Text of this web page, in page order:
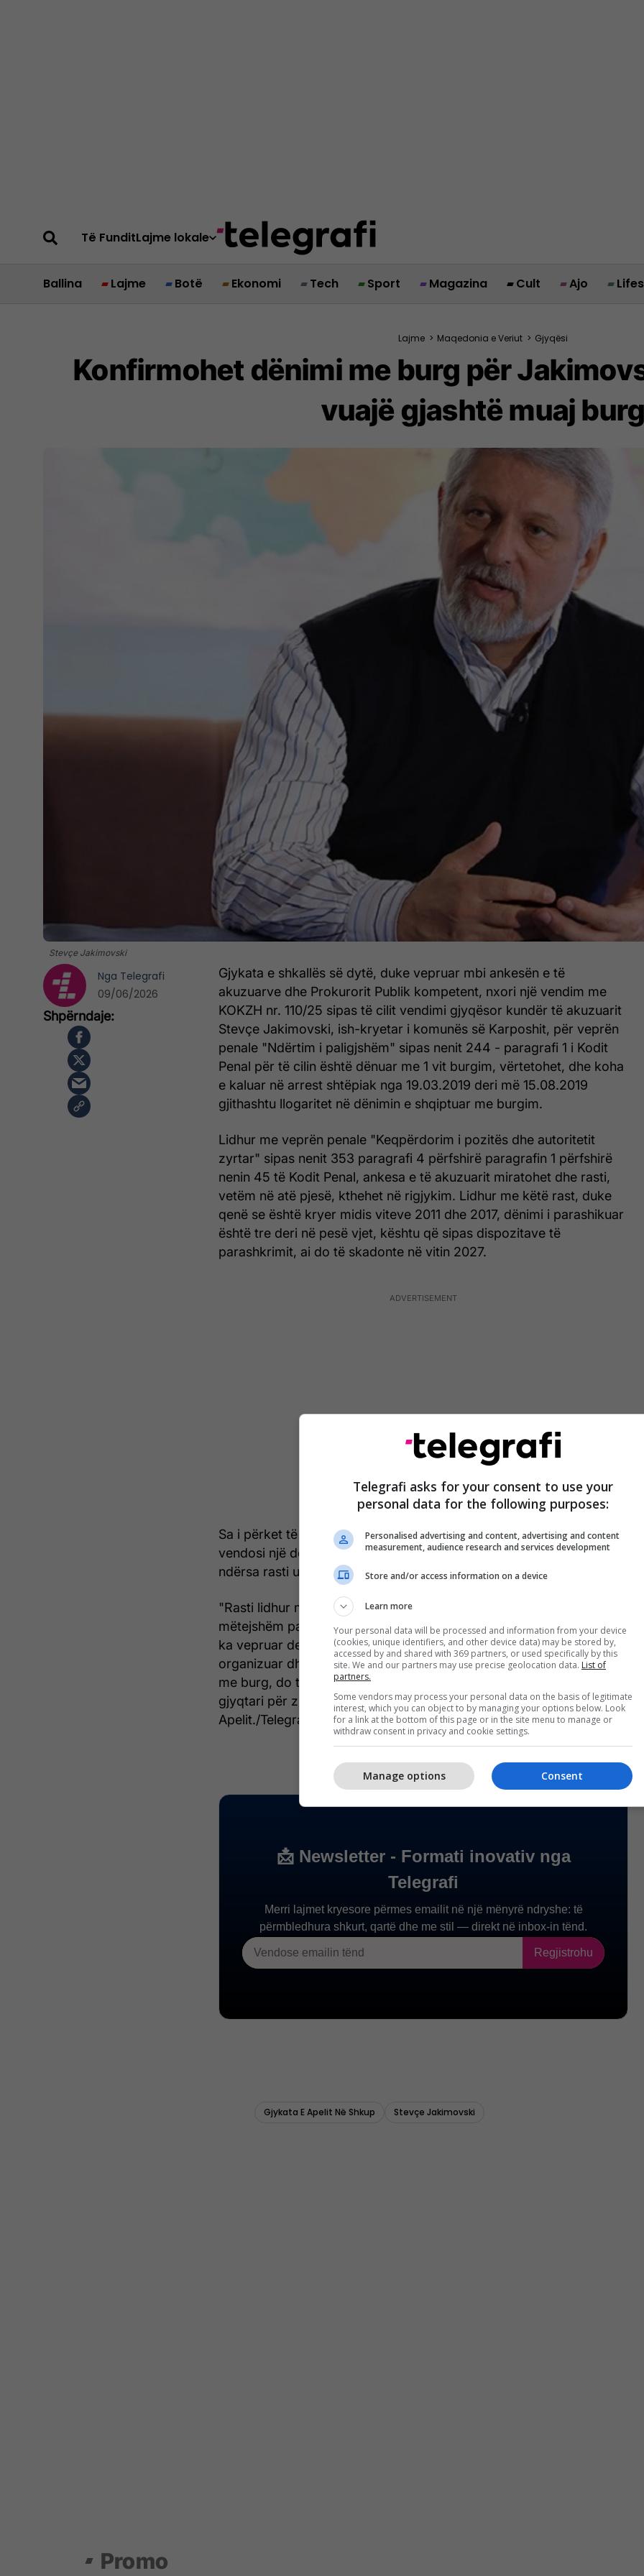
Të FunditLajme lokale
Ballina Lajme Botë Ekonomi Tech Sport Magazina Cult Ajo
Lajme > Maqedonia e Veriut > Gjyqësi
Konfirmohet dënimi me burg për
vuajë gjashtë muaj burg
Stevçe Jakimovski
Gjykata e shkallës së dytë, duke vepruar mbi ankesën e të
akuzuarve dhe Prokurorit Publik kompetent, nxori një vendim me
KOKZH nr. 110/25 sipas të cilit vendimi gjyqësor kundër të akuzuarit
Stevçe Jakimovski, ish-kryetar i komunës së Karposhit, për veprën
penale "Ndërtim i paligjshëm" sipas nenit 244 - paragrafi 1 i Kodit
Penal për të cilin është dënuar me 1 vit burgim, vërtetohet, dhe koha
e kaluar në arrest shtëpiak nga 19.03.2019 deri më 15.08.2019
gjithashtu llogaritet në dënimin e shqiptuar me burgim.
Lidhur me veprën penale "Keqpërdorim i pozitës dhe autoritetit
zyrtar" sipas nenit 353 paragrafi 4 përfshirë paragrafin 1 përfshirë
nenin 45 të Kodit Penal, ankesa e të akuzuarit miratohet dhe rasti,
vetëm në atë pjesë, kthehet në rigjykim. Lidhur me këtë rast, duke
qenë se është kryer midis viteve 2011 dhe 2017, dënimi i parashikuar
është tre deri në pesë vjet, kështu që sipas dispozitave të
parashkrimit, ai do të skadonte në vitin 2027.
Sa i përket të pandehurit T.Gj., për të cilin vendimi i shkallës së parë
vendosi një dënim me kusht, ai u revokua nga Gjykata e Apelit,
ndërsa rasti u kthye për rigjykim.
"Rasti lidhur me pjesën e shfuqizuar do të caktohet për gjykim të
mëtejshëm para një gjyqtari të ri, duke pasur parasysh se gjyqtari që
ka vepruar deri më tani nuk është në departamentin për krim të
organizuar dhe korrupsion, ndërsa lidhur me dënimin e konfirmuar
me burg, do të dorëzohet për procedurë të mëtejshme para një
gjyqtari për zbatimin e një sanksioni", njoftojnë nga Gjykata e
Apelit./Telegrafi/
Nga Telegrafi
09/06/2026
Gjykata E Apelit Në Shkup Stevçe Jakimovski
Promo
Telegrafi asks for your consent to use your
personal data for the following purposes:
Personalised advertising and content, advertising and content
measurement, audience research and services development
Store and/or access information on a device
Learn more
Your personal data will be processed and information from your device
(cookies, unique identifiers, and other device data) may be stored by,
accessed by and shared with 369 partners, or used specifically by this
site. We and our partners may use precise geolocation data. List of
partners.
Some vendors may process your personal data on the basis of legitimate
interest, which you can object to by managing your options below. Look
for a link at the bottom of this page or in the site menu to manage or
withdraw consent in privacy and cookie settings.
Consent
Manage options